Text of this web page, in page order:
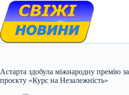
Skip
content
Астарта здобула міжнародну премію за
проєкту «Курс на Незалежність»